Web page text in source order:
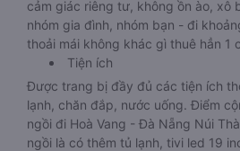
cảm giác riêng tư, không ồn ào, xô
nhóm gia đình, nhóm bạn - đi
thoải mái không khác gì thuê hẳn 1
Tiện ích
Được trang bị đầy đủ các tiện ích
lạnh, chăn đắp, nước uống. Điểm
ngồi đi Hoà Vang - Đà Nẵng Núi
ngồi là có thêm tủ lạnh, tivi led 19